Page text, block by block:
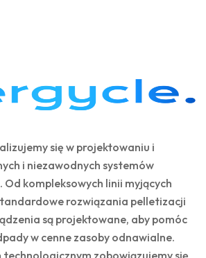
się w projektowaniu i
i niezawodnych systemów
kompleksowych linii myjących
rozwiązania pelletizacji
są projektowane, aby pomóc
w cenne zasoby odnawialne.
zobowiązujemy się